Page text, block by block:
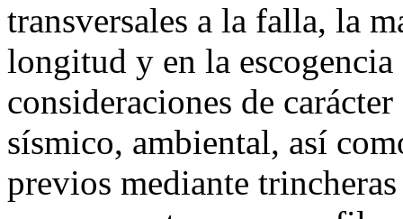
transversales a la falla, la
longitud y en la
consideraciones de
sísmico, ambiental, así
previos mediante